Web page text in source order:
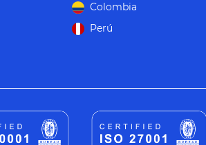
Colombia
Perú